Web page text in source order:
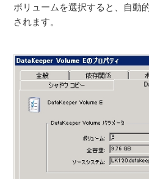
ボリュームを選択すると、自動
されます。